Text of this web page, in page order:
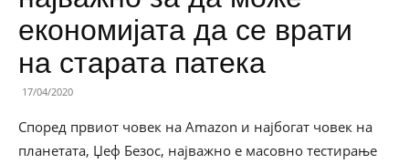
економијата да се врати
на старата патека
17/04/2020
Според првиот човек на Amazon и најбогат човек на
планетата, Џеф Безос, најважно е масовно тестирање